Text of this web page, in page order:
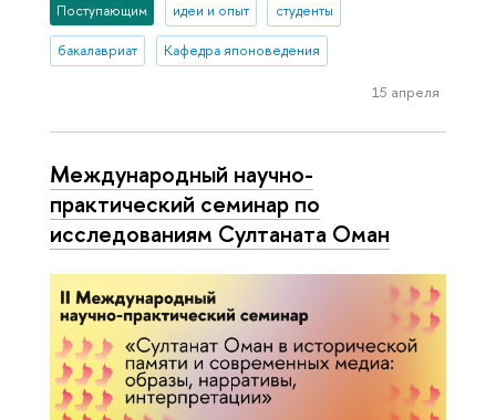
Поступающим идеи и опыт студенты
бакалавриат Кафедра японоведения
15 апреля
Международный научно-
практический семинар по
исследованиям Султаната Оман